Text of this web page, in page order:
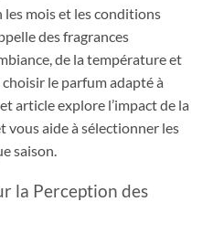
mois et les conditions
des fragrances
de la température et
le parfum adapté à
article explore l’impact de la
vous aide à sélectionner les
saison.
la Perception des